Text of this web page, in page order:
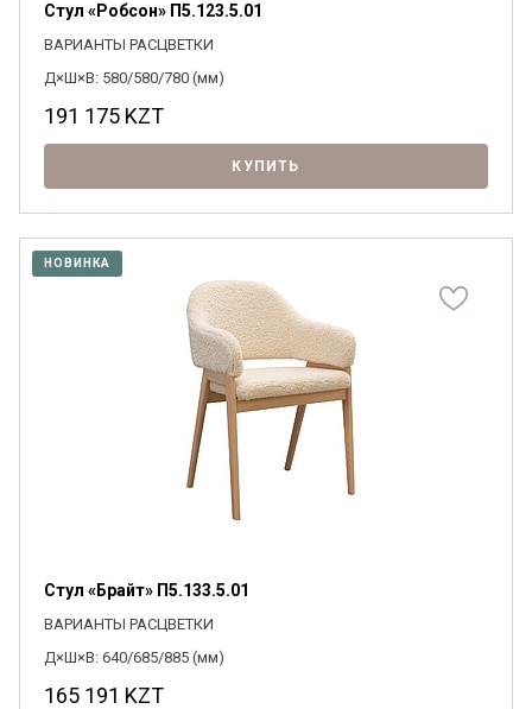
Стул «Робсон» П5.123.5.01
ВАРИАНТЫ РАСЦВЕТКИ
Д×Ш×В: 580/580/780 (мм)
191 175 KZT
КУПИТЬ
НОВИНКА
Стул «Брайт» П5.133.5.01
ВАРИАНТЫ РАСЦВЕТКИ
Д×Ш×В: 640/685/885 (мм)
165 191 KZT